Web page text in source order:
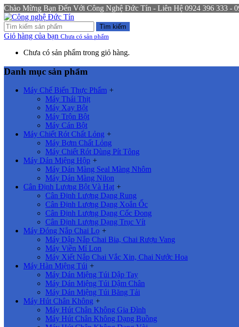
Chào Mừng Bạn Đến Với Công Nghệ Đức Tín - Liên Hệ 0924 396 333 -
Tìm kiếm
Giỏ hàng của bạn Chưa có sản phẩm
Chưa có sản phẩm trong giỏ hàng.
Danh mục sản phẩm
Máy Chế Biến Thực Phẩm +
Máy Thái Thịt
Máy Xay Bột
Máy Trộn Bột
Máy Cán Bột
Máy Chiết Rót Chất Lỏng +
Máy Bơm Chất Lỏng
Máy Chiết Rót Dùng Pít Tông
Máy Dán Miệng Hộp +
Máy Dán Màng Seal Màng Nhôm
Máy Dán Màng Nilon
Cân Định Lượng Bột Và Hạt +
Cân Định Lượng Dạng Rung
Cân Định Lượng Dạng Xoắn Ốc
Cân Định Lượng Dạng Cốc Đong
Cân Định Lượng Dạng Trục Vít
Máy Đóng Nắp Chai Lọ +
Máy Dập Nắp Chai Bia, Chai Rượu Vang
Máy Viền Mí Lon
Máy Xiết Nắp Chai Vắc Xin, Chai Nước Hoa
Máy Hàn Miệng Túi +
Máy Dán Miệng Túi Dập Tay
Máy Dán Miệng Túi Dậm Chân
Máy Dán Miệng Túi Băng Tải
Máy Hút Chân Không +
Máy Hút Chân Không Gia Đình
Máy Hút Chân Không Dạng Buồng